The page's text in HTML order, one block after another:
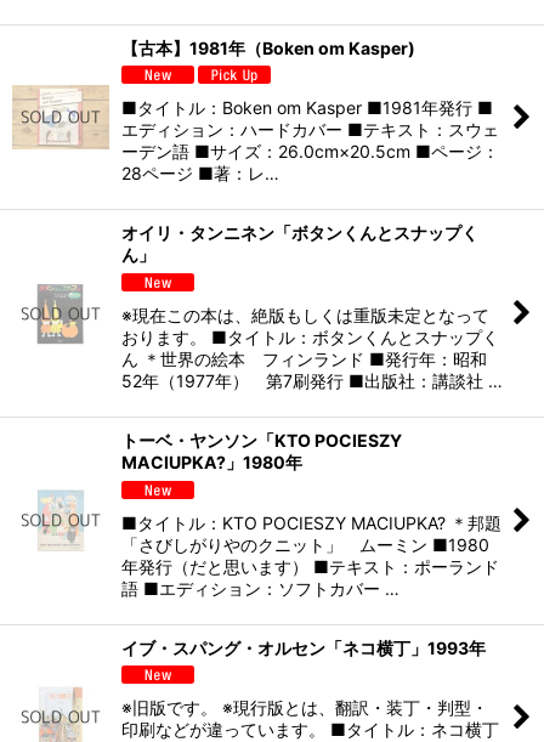
【古本】1981年（Boken om Kasper)
■タイトル：Boken om Kasper ■1981年発行 ■
エディション：ハードカバー ■テキスト：スウェ
ーデン語 ■サイズ：26.0cm×20.5cm ■ページ：
28ページ ■著：レ…
オイリ・タンニネン「ボタンくんとスナップく
ん」
※現在この本は、絶版もしくは重版未定となって
おります。 ■タイトル：ボタンくんとスナップく
ん ＊世界の絵本 フィンランド ■発行年：昭和
52年（1977年） 第7刷発行 ■出版社：講談社 …
トーベ・ヤンソン「KTO POCIESZY
MACIUPKA?」1980年
■タイトル：KTO POCIESZY MACIUPKA? ＊邦題
「さびしがりやのクニット」 ムーミン ■1980
年発行（だと思います） ■テキスト：ポーランド
語 ■エディション：ソフトカバー …
イブ・スパング・オルセン「ネコ横丁」1993年
※旧版です。 ※現行版とは、翻訳・装丁・判型・
印刷などが違っています。 ■タイトル：ネコ横丁